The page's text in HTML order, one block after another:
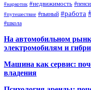
#наркотик #недвижимость
#путешествие #пьяный #работа
#школа
На автомобильном
электромобилям и
Машина как сервис:
владения